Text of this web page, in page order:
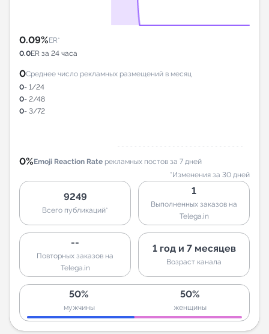
0.09%ER*
0.0ER за 24 часа
0Среднее число рекламных размещений в месяц
0- 1/24
0- 2/48
0- 3/72
0%Emoji Reaction Rate рекламных постов за 7 дней
*Изменения за 30 дней
9249
Всего публикаций*
1
Выполненных заказов на
Telega.in
--
Повторных заказов на
Telega.in
1 год и 7 месяцев
Возраст канала
50%
мужчины
50%
женщины